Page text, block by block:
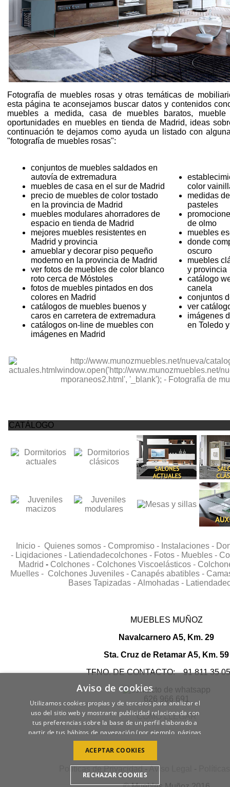
Fotografía de muebles rosas y otras temáticas de
esta página te aconsejamos buscar datos y contenidos
muebles a medida, casa de muebles baratos, mueble
oportunidades en muebles en tienda de Madrid, ideas
continuación te dejamos como ayuda un listado con
"fotografía de muebles rosas":
conjuntos de muebles saldados en
autovía de extremadura
muebles de casa en el sur de Madrid
precio de muebles de color tostado
en la provincia de Madrid
muebles modulares ahorradores de
espacio en tienda de Madrid
mejores muebles resistentes en
Madrid y provincia
amueblar y decorar piso pequeño
moderno en la provincia de Madrid
ver fotos de muebles de color blanco
roto cerca de Móstoles
fotos de muebles pintados en dos
colores en Madrid
catálogos de muebles buenos y
caros en carretera de extremadura
catálogos on-line de muebles con
imágenes en Madrid
color
medidas
pasteles
de olmo
muebles
donde
oscuro
muebles
y provincia
catálogo
canela
conjuntos
ver
imágenes
en Toledo
CATÁLOGO
Inicio - Quienes somos - Compromiso - Instalaciones -
- Liqidaciones - Latiendadecolchones - Fotos - Muebles -
Madrid - Colchones - Colchones Viscoelásticos -
Muelles - Colchones Juveniles - Canapés abatibles -
Bases Tapizadas - Almohadas -
MUEBLES MUÑOZ
Navalcarnero A5, Km. 29
Sta. Cruz de Retamar A5, Km. 59
TFNO. DE CONTACTO: 91 811 35
626 966 691
COMO LLEGAR
Políticas de Privacidad-Aviso Legal -
Aviso de cookies
Utilizamos cookies propias y de terceros para analizar el
uso del sitio web y mostrarte publicidad relacionada con
tus preferencias sobre la base de un perfil elaborado a
partir de tus hábitos de navegación (por ejemplo, páginas
visitadas).POLÍTICA DE COOKIES
ACEPTAR COOKIES
RECHAZAR COOKIES